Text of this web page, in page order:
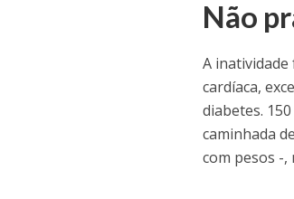
Não
A inatividade
cardíaca,
diabetes.
caminhada
com pesos -,